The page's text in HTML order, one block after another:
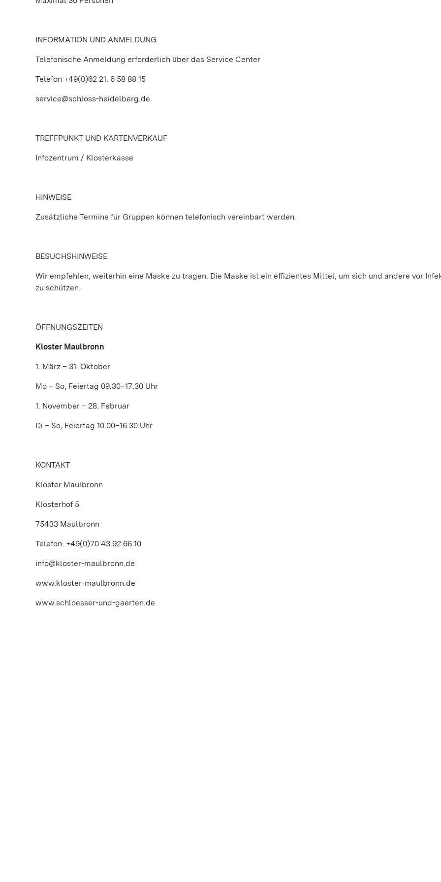
INFORMATION UND ANMELDUNG
Telefonische Anmeldung erforderlich über das Service Center
Telefon +49(0)62 21. 6 58 88 15
service@schloss-heidelberg.de
TREFFPUNKT UND KARTENVERKAUF
Infozentrum / Klosterkasse
HINWEISE
Zusätzliche Termine für Gruppen können telefonisch vereinbart werden.
BESUCHSHINWEISE
Wir empfehlen, weiterhin eine Maske zu tragen. Die Maske ist ein effizientes Mittel, um sich und andere vor
zu schützen.
ÖFFNUNGSZEITEN
Kloster Maulbronn
1. März – 31. Oktober
Mo – So, Feiertag 09.30–17.30 Uhr
1. November – 28. Februar
Di – So, Feiertag 10.00–16.30 Uhr
KONTAKT
Kloster Maulbronn
Klosterhof 5
75433 Maulbronn
Telefon: +49(0)70 43.92 66 10
info@kloster-maulbronn.de
www.kloster-maulbronn.de
www.schloesser-und-gaerten.de